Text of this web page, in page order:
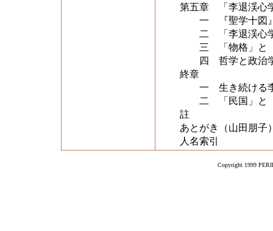
第五章 「李退渓心
一 『聖学十図』
二 「李退渓心
三 「物格」と「
四 哲学と政治学
終章
一 生き続ける李
二 「民国」と「
註
あとがき（山田朋子
人名索引
Copyright 1999